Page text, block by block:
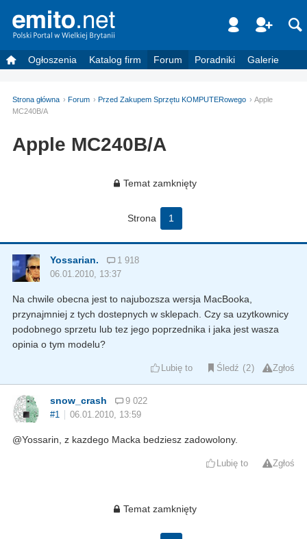
Ogłoszenia Katalog firm Forum Poradniki Galerie
Strona główna Forum Przed Zakupem Sprzętu KOMPUTERowego
Apple
MC240B/A
Apple MC240B/A
Temat zamknięty
Strona 1
Yossarian.
1 918
06.01.2010, 13:37
Na chwile obecna jest to najubozsza wersja MacBooka,
przynajmniej z tych dostepnych w sklepach. Czy sa uzytkownicy
podobnego sprzetu lub tez jego poprzednika i jaka jest wasza
opinia o tym modelu?
Lubię to Śledź 2 Zgłoś
snow_crash
9 022
#1
06.01.2010, 13:59
@Yossarin, z kazdego Macka bedziesz zadowolony.
Lubię to Zgłoś
Temat zamknięty